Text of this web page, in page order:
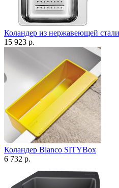
Коландер из нержавеющей
15 923 р.
Коландер Blanco SITYBox
6 732 р.